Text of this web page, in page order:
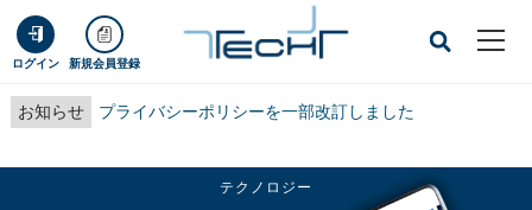
ログイン 新規会員登録
お知らせ プライバシーポリシーを一部改訂しました
テクノロジー